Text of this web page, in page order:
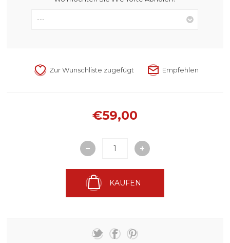
€59,00
KAUFEN